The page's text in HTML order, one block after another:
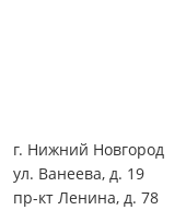
г. Нижний Новгород
ул. Ванеева, д. 19
пр-кт Ленина, д. 78